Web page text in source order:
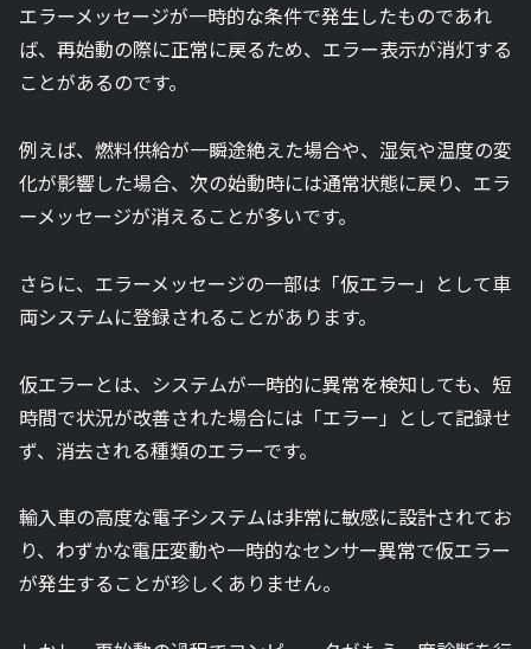
エラーメッセージが一時的な条件で発生したものであれ
ば、再始動の際に正常に戻るため、エラー表示が消灯する
ことがあるのです。
例えば、燃料供給が一瞬途絶えた場合や、湿気や温度の変
化が影響した場合、次の始動時には通常状態に戻り、エラ
ーメッセージが消えることが多いです。
さらに、エラーメッセージの一部は「仮エラー」として車
両システムに登録されることがあります。
仮エラーとは、システムが一時的に異常を検知しても、短
時間で状況が改善された場合には「エラー」として記録せ
ず、消去される種類のエラーです。
輸入車の高度な電子システムは非常に敏感に設計されてお
り、わずかな電圧変動や一時的なセンサー異常で仮エラー
が発生することが珍しくありません。